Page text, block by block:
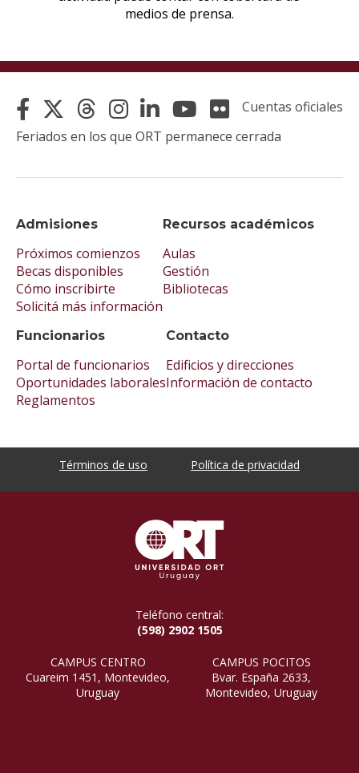
Admisiones
Próximos comienzos
Becas disponibles
Cómo inscribirte
Solicitá más información
Recursos académicos
Aulas
Gestión
Bibliotecas
Funcionarios
Portal de funcionarios
Oportunidades laborales
Reglamentos
Contacto
Edificios y direcciones
Información de contacto
Cuentas oficiales
Feriados en los que ORT permanece cerrada
Términos de uso Política de privacidad
Teléfono central:
(598) 2902 1505
CAMPUS CENTRO
Cuareim 1451, Montevideo,
Uruguay
CAMPUS POCITOS
Bvar. España 2633,
Montevideo, Uruguay